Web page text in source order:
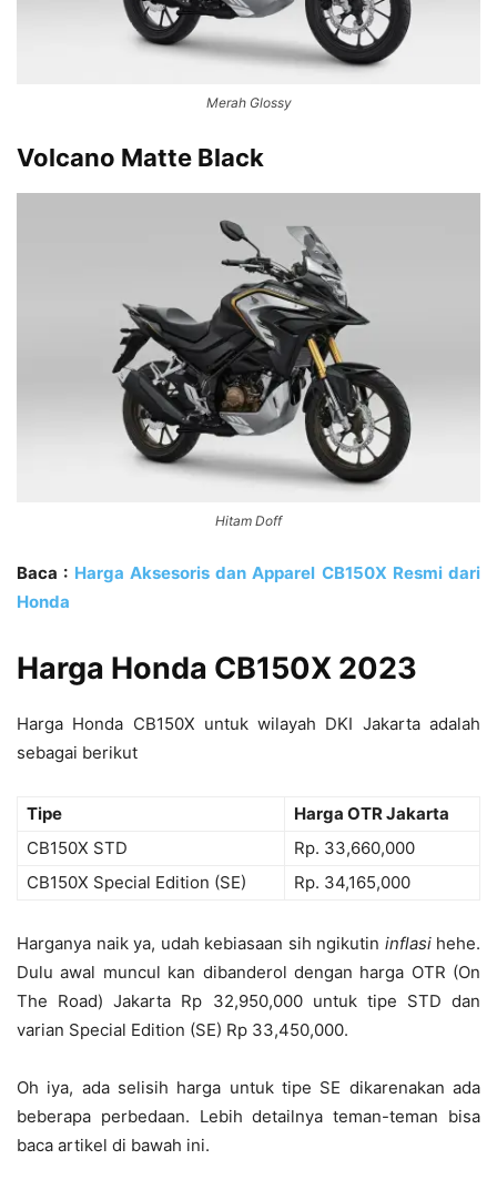
Merah Glossy
Volcano Matte Black
Hitam Doff
Baca : Harga Aksesoris dan Apparel CB150X Resmi dari
Honda
Harga Honda CB150X 2023
Harga Honda CB150X untuk wilayah DKI Jakarta adalah
sebagai berikut
Tipe
Harga OTR Jakarta
CB150X STD
Rp. 33,660,000
CB150X Special Edition (SE)
Rp. 34,165,000
Harganya naik ya, udah kebiasaan sih ngikutin inflasihehe.
Dulu awal muncul kan dibanderol dengan harga OTR (On
The Road) Jakarta Rp 32,950,000 untuk tipe STD dan
varian Special Edition (SE) Rp 33,450,000.
Oh iya, ada selisih harga untuk tipe SE dikarenakan ada
beberapa perbedaan. Lebih detailnya teman-teman bisa
baca artikel di bawah ini.